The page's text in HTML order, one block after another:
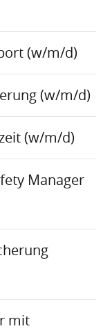
(w/m/d)
(w/m/d)
(w/m/d)
Manager
mit